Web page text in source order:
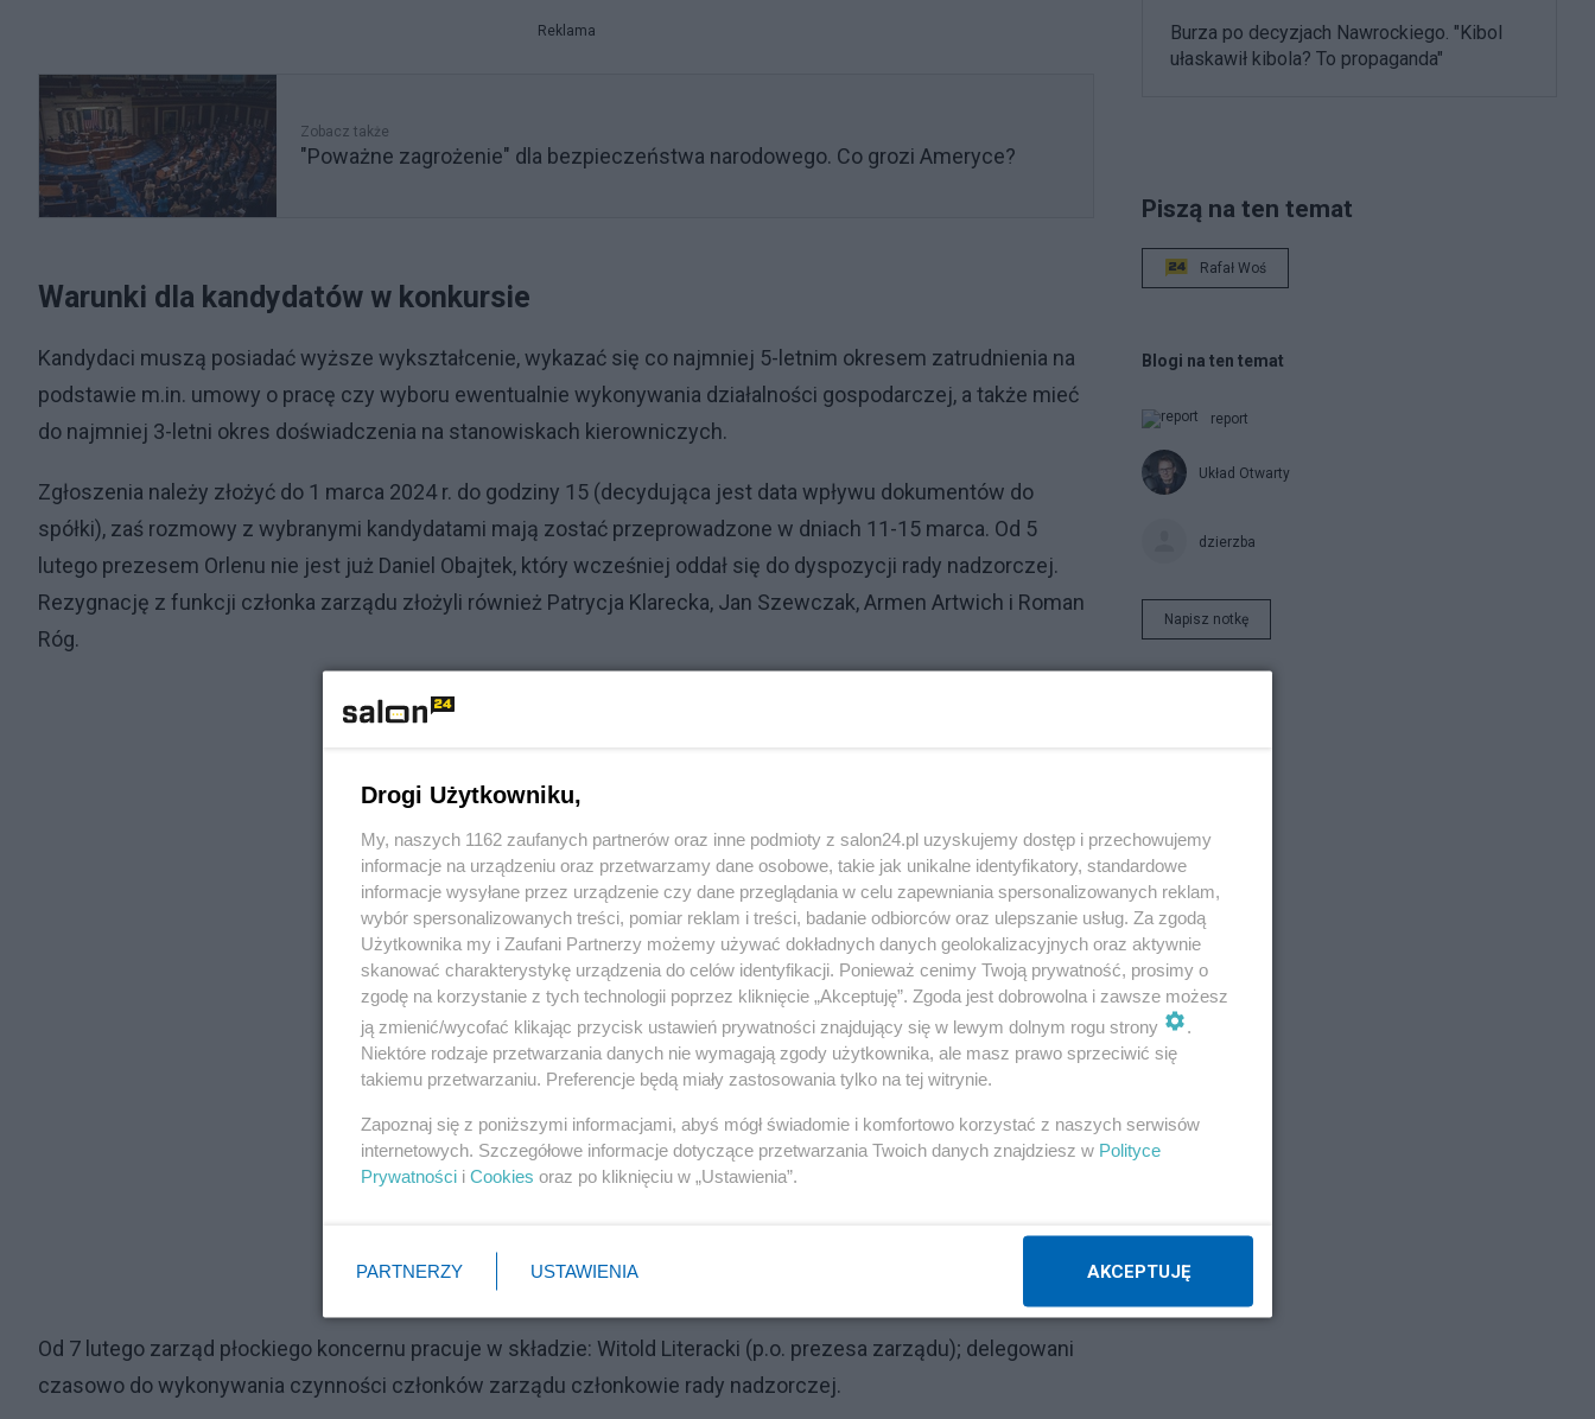
Reklama
Zobacz także
"Poważne zagrożenie" dla bezpieczeństwa narodowego. Co grozi Ameryce?
Warunki dla kandydatów w konkursie
Kandydaci muszą posiadać wyższe wykształcenie, wykazać się co najmniej 5-letnim okresem zatrudnienia na
podstawie m.in. umowy o pracę czy wyboru ewentualnie wykonywania działalności gospodarczej, a także mieć
do najmniej 3-letni okres doświadczenia na stanowiskach kierowniczych.
Zgłoszenia należy złożyć do 1 marca 2024 r. do godziny 15 (decydująca jest data wpływu dokumentów do
spółki), zaś rozmowy z wybranymi kandydatami mają zostać przeprowadzone w dniach 11-15 marca. Od 5
lutego prezesem Orlenu nie jest już Daniel Obajtek, który wcześniej oddał się do dyspozycji rady nadzorczej.
Rezygnację z funkcji członka zarządu złożyli również Patrycja Klarecka, Jan Szewczak, Armen Artwich i Roman
Róg.
Od 7 lutego zarząd płockiego koncernu pracuje w składzie: Witold Literacki (p.o. prezesa zarządu); delegowani
czasowo do wykonywania czynności członków zarządu członkowie rady nadzorczej.
Burza po decyzjach Nawrockiego. "Kibol
ułaskawił kibola? To propaganda"
Piszą na ten temat
Rafał Woś
Blogi na ten temat
report
Układ Otwarty
dzierzba
Napisz notkę
Drogi Użytkowniku,
My, naszych 1162 zaufanych partnerów oraz inne podmioty z salon24.pl uzyskujemy dostęp i przechowujemy
informacje na urządzeniu oraz przetwarzamy dane osobowe, takie jak unikalne identyfikatory, standardowe
informacje wysyłane przez urządzenie czy dane przeglądania w celu zapewniania spersonalizowanych reklam,
wybór spersonalizowanych treści, pomiar reklam i treści, badanie odbiorców oraz ulepszanie usług. Za zgodą
Użytkownika my i Zaufani Partnerzy możemy używać dokładnych danych geolokalizacyjnych oraz aktywnie
skanować charakterystykę urządzenia do celów identyfikacji. Ponieważ cenimy Twoją prywatność, prosimy o
zgodę na korzystanie z tych technologii poprzez kliknięcie „Akceptuję”. Zgoda jest dobrowolna i zawsze możesz
ją zmienić/wycofać klikając przycisk ustawień prywatności znajdujący się w lewym dolnym rogu strony
.
Niektóre rodzaje przetwarzania danych nie wymagają zgody użytkownika, ale masz prawo sprzeciwić się
takiemu przetwarzaniu. Preferencje będą miały zastosowania tylko na tej witrynie.
Zapoznaj się z poniższymi informacjami, abyś mógł świadomie i komfortowo korzystać z naszych serwisów
internetowych. Szczegółowe informacje dotyczące przetwarzania Twoich danych znajdziesz w Polityce
Prywatności i Cookies oraz po kliknięciu w „Ustawienia”.
PARTNERZY USTAWIENIA AKCEPTUJĘ